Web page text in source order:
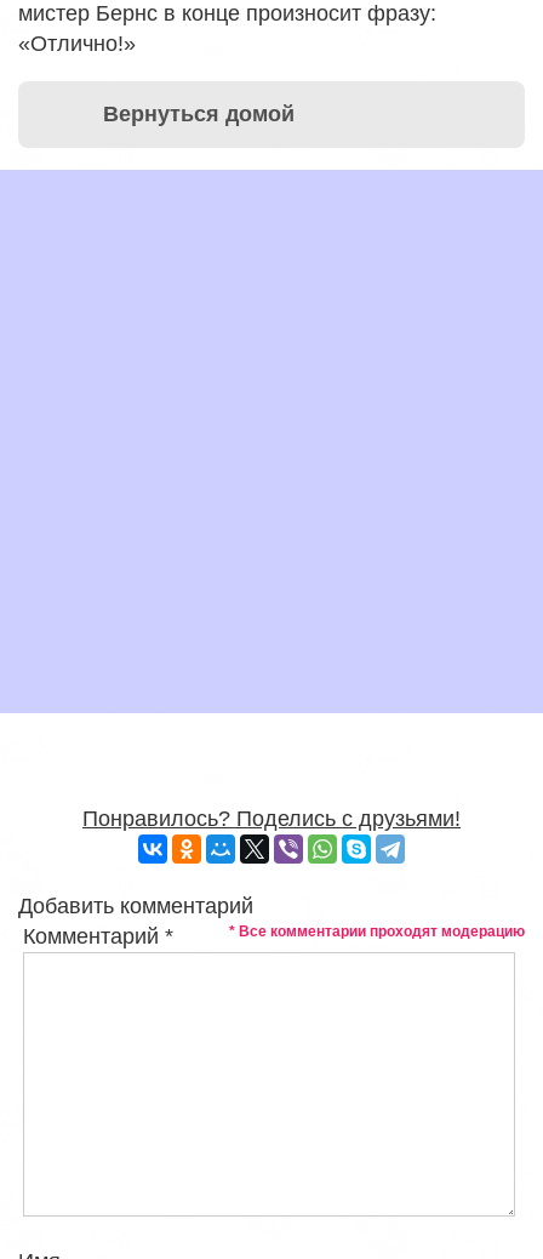
мистер Бернс в конце произносит фразу:
«Отлично!»
Вернуться домой
Понравилось? Поделись с друзьями!
Добавить комментарий
* Все комментарии проходят модерацию
Комментарий*